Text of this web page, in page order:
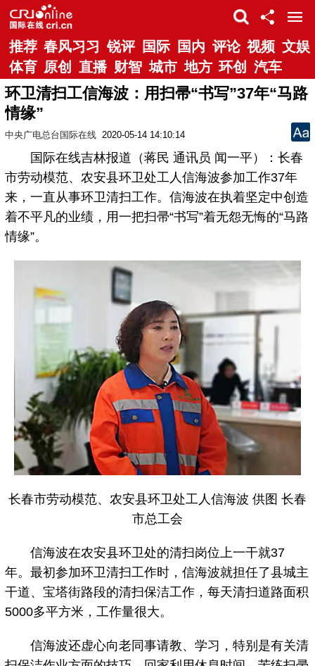
推荐 春风习习 锐评 国际 国内 评论 视频 文娱
体育 原创 直播 财智 城市 地方 环创 汽车
环卫清扫工信海波：用扫帚“书写”37年“马路
情缘”
中央广电总台国际在线 2020-05-14 14:10:14
国际在线吉林报道（蒋民 通讯员 闻一平）：长春
市劳动模范、农安县环卫处工人信海波参加工作37年
来，一直从事环卫清扫工作。信海波在执着坚定中创造
着不平凡的业绩，用一把扫帚“书写”着无怨无悔的“马路
情缘”。
长春市劳动模范、农安县环卫处工人信海波 供图 长春
市总工会
信海波在农安县环卫处的清扫岗位上一干就37
年。最初参加环卫清扫工作时，信海波就担任了县城主
干道、宝塔街路段的清扫保洁工作，每天清扫道路面积
5000多平方米，工作量很大。
信海波还虚心向老同事请教、学习，特别是有关清